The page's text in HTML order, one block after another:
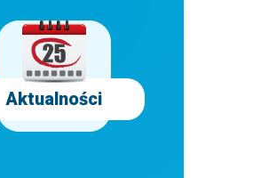
Aktualności